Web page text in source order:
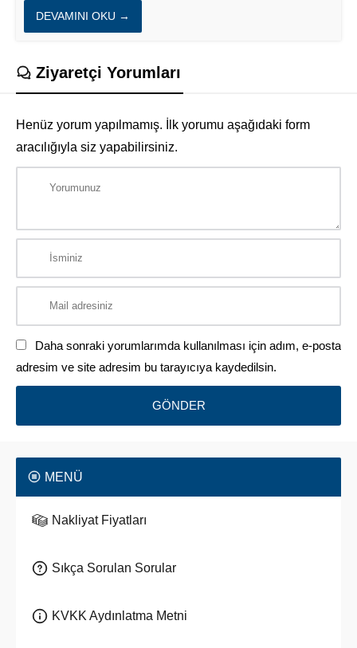
DEVAMINI OKU →
Ziyaretçi Yorumları
Henüz yorum yapılmamış. İlk yorumu aşağıdaki form
aracılığıyla siz yapabilirsiniz.
Daha sonraki yorumlarımda kullanılması için adım, e-posta
adresim ve site adresim bu tarayıcıya kaydedilsin.
MENÜ
Nakliyat Fiyatları
Sıkça Sorulan Sorular
KVKK Aydınlatma Metni